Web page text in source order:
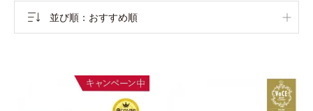
並び順 おすすめ順